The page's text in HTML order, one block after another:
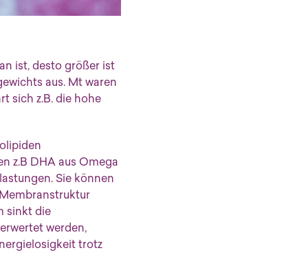
ist, desto größer ist
aus. Mt waren
sich z.B. die hohe
z.B DHA aus Omega
Sie können
sinkt die
werden,
trotz